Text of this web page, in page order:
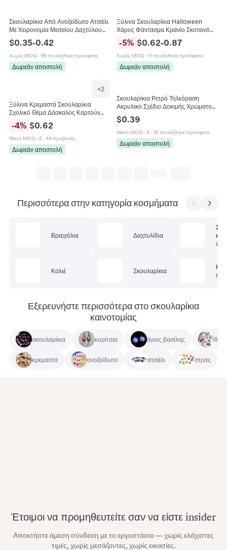
Σκουλαρίκια Από Ανοξείδωτο Ατσάλι
Με Χειρονομία Μεσαίου Δαχτύλου
Άνδρες Γυναίκες
$0.35-0.42
Χωρίς MOQ · 96 πουλήθηκε πρόσφατα
Δωρεάν αποστολή
Ξύλινα Σκουλαρίκια Halloween
Χάρος Φάντασμα Κρανίο Σκοτεινό
Γυναίκες Και Κορίτσια
-5% $0.62-0.87
Χωρίς MOQ · 11 πουλήθηκε πρόσφατα
Δωρεάν αποστολή
+2
Ξύλινα Κρεμαστά Σκουλαρίκια
Σχολικό Θέμα Δάσκαλος Καρτούν
Μολύβι Βιβλίο Υδρόγειος
Κοσμήματα Για Γυναίκες Με
Σιδερένιο Άγκιστρο
-4% $0.62
Μικτό MOQ : 2· 44 προβολές
Δωρεάν αποστολή
Σκουλαρίκια Ρετρό Τηλεόραση
Ακρυλικό Σχέδιο Δοκιμής Χρώματος
Χειροποίητο Κόσμημα Γυναίκες
$0.39
Μικτό MOQ : 2· 18 πουλήθηκε πρόσφατα
Δωρεάν αποστολή
Περισσότερα στην κατηγορία κοσμήματα
Βραχιόλια
Κολιέ
Δαχτυλίδια
Σκουλαρίκια
Σετ
ν
Εξερευνήστε περισσότερα στο σκουλαρίκια
καινοτομίας
σκουλαρίκια κορίτσια άγιος βασίλης
κρεμαστά ανοξείδωτο ατσάλι στρας
Έτοιμοι να προμηθευτείτε σαν να είστε insider
Αποκτήστε άμεση σύνδεση με το εργοστάσιο — χωρίς ελάχιστες
τιμές, χωρίς μεσάζοντες, χωρίς εικασίες.